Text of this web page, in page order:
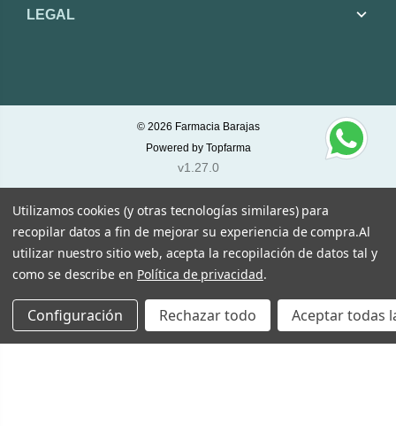
LEGAL
© 2026 Farmacia Barajas
Powered by Topfarma
v1.27.0
Utilizamos cookies (y otras tecnologías similares) para
recopilar datos a fin de mejorar su experiencia de compra.Al
utilizar nuestro sitio web, acepta la recopilación de datos tal y
como se describe en Política de privacidad.
Configuración Rechazar todo Aceptar todas